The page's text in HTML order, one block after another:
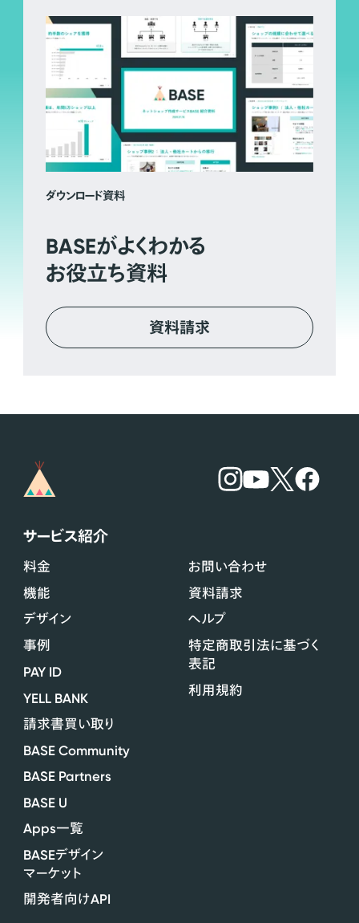
ダウンロード資料
BASEがよくわかる
お役立ち資料
資料請求
サービス紹介
料金
機能
デザイン
事例
PAY ID
YELL BANK
請求書買い取り
BASE Community
BASE Partners
BASE U
Apps一覧
BASEデザイン
マーケット
開発者向けAPI
お問い合わせ
資料請求
ヘルプ
特定商取引法に基づく
表記
利用規約